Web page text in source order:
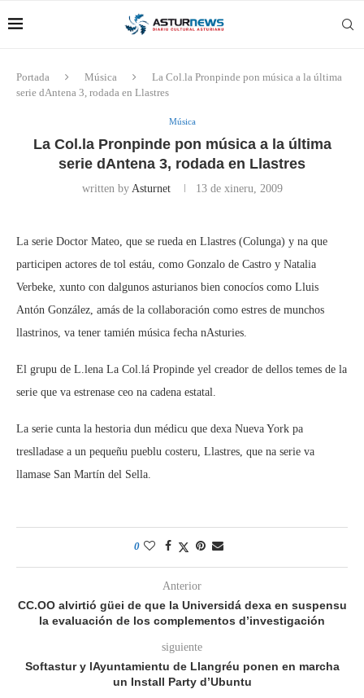
Portada Música
La Col.la Pronpinde pon música a la última
serie dAntena 3, rodada en Llastres
Música
La Col.la Pronpinde pon música a la última
serie dAntena 3, rodada en Llastres
written by Asturnet 13 de xineru, 2009
La serie Doctor Mateo, que se rueda en Llastres (Colunga) y na que
participen actores de tol estáu, como Gonzalo de Castro y Natalia
Verbeke, xunto con dalgunos asturianos bien conocíos como Lluis
Antón González, amás de la collaboración como estres de munchos
llastrinos, va tener tamién música fecha nAsturies.
El grupu de L.lena La Col.lá Propinde yel creador de dellos temes de la
serie que va estrenase ceo na cadena estatal.
La serie cunta la hestoria dun médicu que dexa Nueva York pa
treslladase a un pequeñu pueblu costeru, Llastres, que na serie va
llamase San Martín del Sella.
0
Anterior
CC.OO alvirtió güei de que la Universidá dexa en suspensu
la evaluación de los complementos d’investigación
siguiente
Softastur y lAyuntamientu de Llangréu ponen en marcha
un Install Party d’Ubuntu